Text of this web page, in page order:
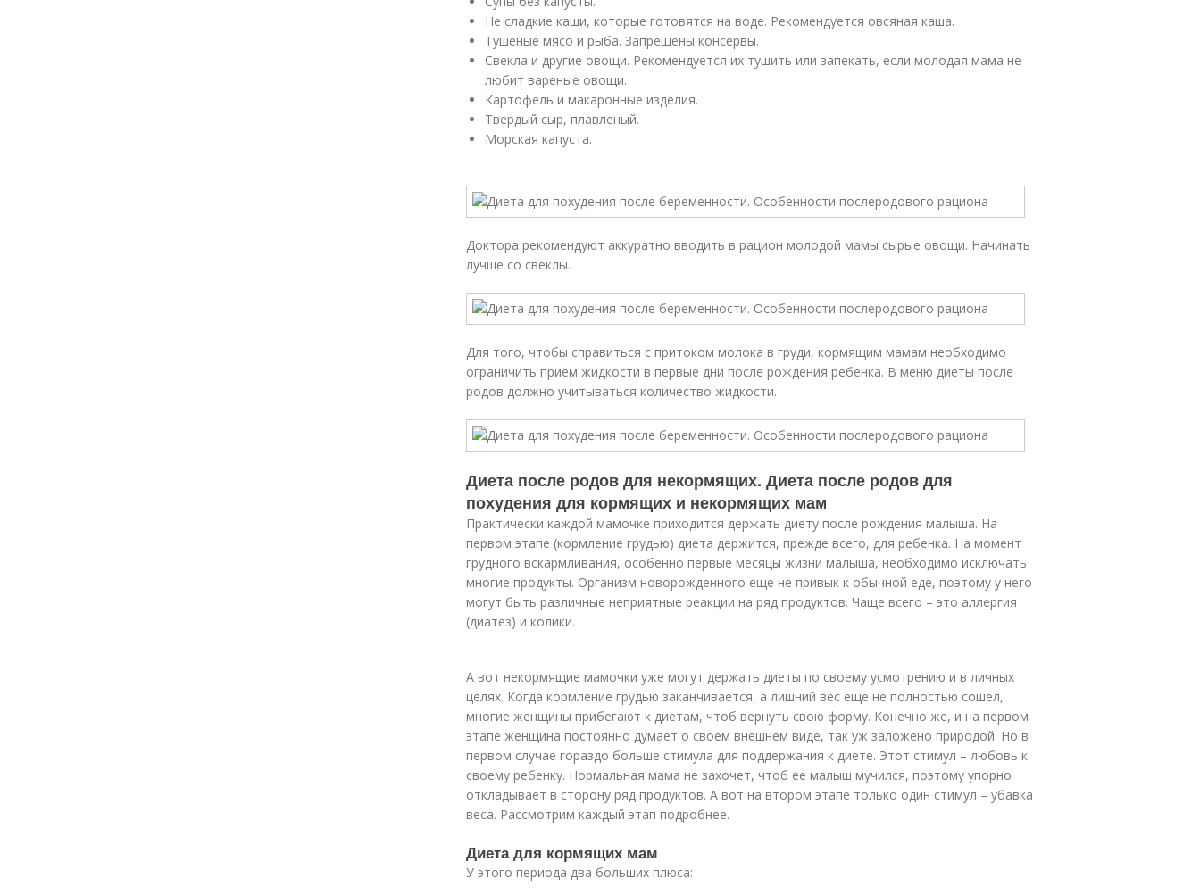
Не сладкие каши, которые готовятся на воде. Рекомендуется овсяная каша.
Тушеные мясо и рыба. Запрещены консервы.
Свекла и другие овощи. Рекомендуется их тушить или запекать, если молодая мама не
любит вареные овощи.
Картофель и макаронные изделия.
Твердый сыр, плавленый.
Морская капуста.
Доктора рекомендуют аккуратно вводить в рацион молодой мамы сырые овощи. Начинать
лучше со свеклы.
Для того, чтобы справиться с притоком молока в груди, кормящим мамам необходимо
ограничить прием жидкости в первые дни после рождения ребенка. В меню диеты после
родов должно учитываться количество жидкости.
Диета после родов для некормящих. Диета после родов для
похудения для кормящих и некормящих мам
Практически каждой мамочке приходится держать диету после рождения малыша. На
первом этапе (кормление грудью) диета держится, прежде всего, для ребенка. На момент
грудного вскармливания, особенно первые месяцы жизни малыша, необходимо исключать
многие продукты. Организм новорожденного еще не привык к обычной еде, поэтому у него
могут быть различные неприятные реакции на ряд продуктов. Чаще всего – это аллергия
(диатез) и колики.
А вот некормящие мамочки уже могут держать диеты по своему усмотрению и в личных
целях. Когда кормление грудью заканчивается, а лишний вес еще не полностью сошел,
многие женщины прибегают к диетам, чтоб вернуть свою форму. Конечно же, и на первом
этапе женщина постоянно думает о своем внешнем виде, так уж заложено природой. Но в
первом случае гораздо больше стимула для поддержания к диете. Этот стимул – любовь к
своему ребенку. Нормальная мама не захочет, чтоб ее малыш мучился, поэтому упорно
откладывает в сторону ряд продуктов. А вот на втором этапе только один стимул – убавка
веса. Рассмотрим каждый этап подробнее.
Диета для кормящих мам
У этого периода два больших плюса: